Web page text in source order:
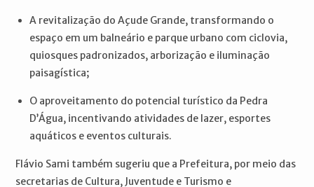
A revitalização do Açude Grande, transformando o
espaço em um balneário e parque urbano com ciclovia,
quiosques padronizados, arborização e iluminação
paisagística;
O aproveitamento do potencial turístico da Pedra
D’Água, incentivando atividades de lazer, esportes
aquáticos e eventos culturais.
Flávio Sami também sugeriu que a Prefeitura, por meio das
secretarias de Cultura, Juventude e Turismo e